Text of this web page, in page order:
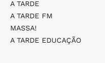
A TARDE
A TARDE FM
MASSA!
A TARDE EDUCAÇÃO